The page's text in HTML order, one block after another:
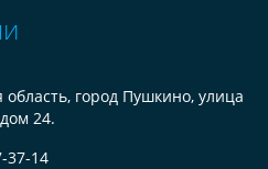
область, город Пушкино, улица
24.
37-14